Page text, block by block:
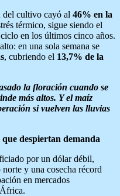
cultivo cayó al 46% en la
térmico, sigue siendo el
en los últimos cinco años.
en una sola semana se
, cubriendo el 13,7% de la
la floración cuando se
más altos. Y el maíz
si vuelven las lluvias
despiertan demanda
por un dólar débil,
y una cosecha récord
en mercados